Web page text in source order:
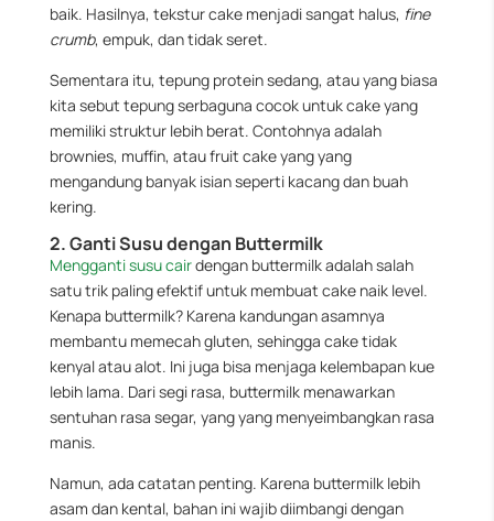
baik. Hasilnya, tekstur cake menjadi sangat halus, fine
crumb, empuk, dan tidak seret.
Sementara itu, tepung protein sedang, atau yang biasa
kita sebut tepung serbaguna cocok untuk cake yang
memiliki struktur lebih berat. Contohnya adalah
brownies, muffin, atau fruit cake yang yang
mengandung banyak isian seperti kacang dan buah
kering.
2. Ganti Susu dengan Buttermilk
Mengganti susu cairdengan buttermilk adalah salah
satu trik paling efektif untuk membuat cake naik level.
Kenapa buttermilk? Karena kandungan asamnya
membantu memecah gluten, sehingga cake tidak
kenyal atau alot. Ini juga bisa menjaga kelembapan kue
lebih lama. Dari segi rasa, buttermilk menawarkan
sentuhan rasa segar, yang yang menyeimbangkan rasa
manis.
Namun, ada catatan penting. Karena buttermilk lebih
asam dan kental, bahan ini wajib diimbangi dengan